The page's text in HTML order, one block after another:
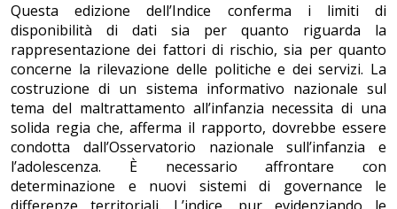
Questa edizione dell’Indice conferma i limiti di
disponibilità di dati sia per quanto riguarda la
rappresentazione dei fattori di rischio, sia per quanto
concerne la rilevazione delle politiche e dei servizi. La
costruzione di un sistema informativo nazionale sul
tema del maltrattamento all’infanzia necessita di una
solida regia che, afferma il rapporto, dovrebbe essere
condotta dall’Osservatorio nazionale sull’infanzia e
l’adolescenza. È necessario affrontare con
determinazione e nuovi sistemi di governance le